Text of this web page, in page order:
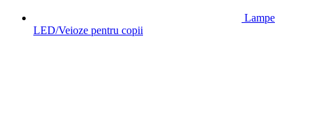
Lampe
LED/Veioze pentru copii